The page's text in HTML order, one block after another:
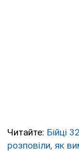
Читайте: Бійці
розповіли, як